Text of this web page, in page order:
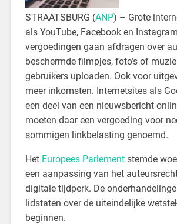
STRAATSBURG (ANP) – Grote
als YouTube, Facebook en
vergoedingen gaan afdragen over
beschermde filmpjes, foto’s of
gebruikers uploaden. Ook voor
meer inkomsten. Internetsites als
een deel van een nieuwsbericht
moeten daar een vergoeding voor
sommigen linkbelasting genoemd.
Het Europees Parlementstemde
een aanpassing van het
digitale tijdperk. De
lidstaten over de uiteindelijke
beginnen.